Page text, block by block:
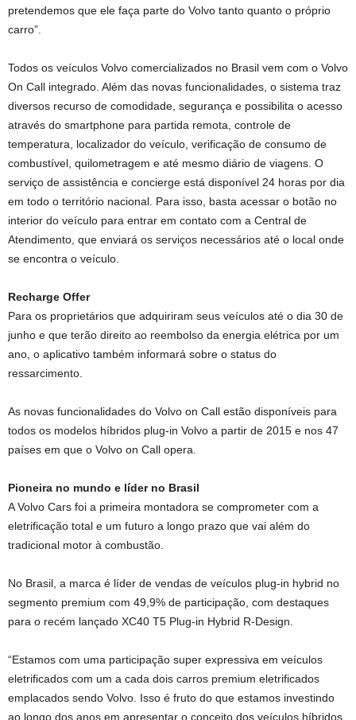
pretendemos que ele faça parte do Volvo tanto quanto o próprio
carro”.
Todos os veículos Volvo comercializados no Brasil vem com o Volvo
On Call integrado. Além das novas funcionalidades, o sistema traz
diversos recurso de comodidade, segurança e possibilita o acesso
através do smartphone para partida remota, controle de
temperatura, localizador do veículo, verificação de consumo de
combustível, quilometragem e até mesmo diário de viagens. O
serviço de assistência e concierge está disponível 24 horas por dia
em todo o território nacional. Para isso, basta acessar o botão no
interior do veículo para entrar em contato com a Central de
Atendimento, que enviará os serviços necessários até o local onde
se encontra o veículo.
Recharge Offer
Para os proprietários que adquiriram seus veículos até o dia 30 de
junho e que terão direito ao reembolso da energia elétrica por um
ano, o aplicativo também informará sobre o status do
ressarcimento.
As novas funcionalidades do Volvo on Call estão disponíveis para
todos os modelos híbridos plug-in Volvo a partir de 2015 e nos 47
países em que o Volvo on Call opera.
Pioneira no mundo e líder no Brasil
A Volvo Cars foi a primeira montadora se comprometer com a
eletrificação total e um futuro a longo prazo que vai além do
tradicional motor à combustão.
No Brasil, a marca é líder de vendas de veículos plug-in hybrid no
segmento premium com 49,9% de participação, com destaques
para o recém lançado XC40 T5 Plug-in Hybrid R-Design.
“Estamos com uma participação super expressiva em veículos
eletrificados com um a cada dois carros premium eletrificados
emplacados sendo Volvo. Isso é fruto do que estamos investindo
ao longo dos anos em apresentar o conceito dos veículos híbridos